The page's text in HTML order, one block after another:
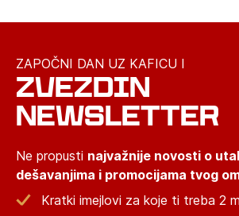
ZAPOČNI DAN UZ KAFICU I
ZVEZDIN
NEWSLETTER
Ne propusti najvažnije novosti o
dešavanjima i promocijama tvog
Kratki imejlovi za koje ti treba 2